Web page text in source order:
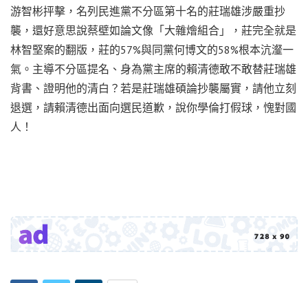
游智彬抨擊，名列民進黨不分區第十名的莊瑞雄涉嚴重抄
襲，還好意思說蔡壁如論文像「大雜燴組合」，莊完全就是
林智堅案的翻版，莊的57%與同黨何博文的58%根本沆瀣一
氣。主導不分區提名、身為黨主席的賴清德敢不敢替莊瑞雄
背書、證明他的清白？若是莊瑞雄碩論抄襲屬實，請他立刻
退選，請賴清德出面向選民道歉，說你學倫打假球，愧對國
人！